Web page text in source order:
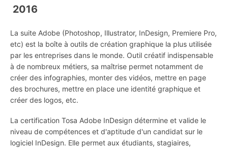
2016
La suite Adobe (Photoshop, Illustrator, InDesign, Premiere Pro,
etc) est la boîte à outils de création graphique la plus utilisée
par les entreprises dans le monde. Outil créatif indispensable
à de nombreux métiers, sa maîtrise permet notamment de
créer des infographies, monter des vidéos, mettre en page
des brochures, mettre en place une identité graphique et
créer des logos, etc.
La certification Tosa Adobe InDesign détermine et valide le
niveau de compétences et d'aptitude d'un candidat sur le
logiciel InDesign. Elle permet aux étudiants, stagiaires,